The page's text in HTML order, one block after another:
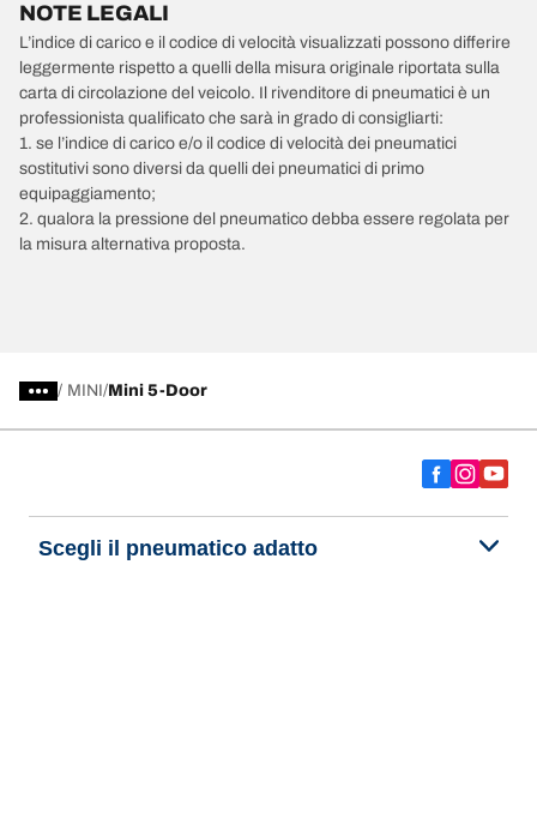
NOTE LEGALI
L’indice di carico e il codice di velocità visualizzati possono differire
leggermente rispetto a quelli della misura originale riportata sulla
carta di circolazione del veicolo. Il rivenditore di pneumatici è un
professionista qualificato che sarà in grado di consigliarti:
1. se l’indice di carico e/o il codice di velocità dei pneumatici
sostitutivi sono diversi da quelli dei pneumatici di primo
equipaggiamento;
2. qualora la pressione del pneumatico debba essere regolata per
la misura alternativa proposta.
/ MINI Mini 5-Door
Scegli il pneumatico adatto